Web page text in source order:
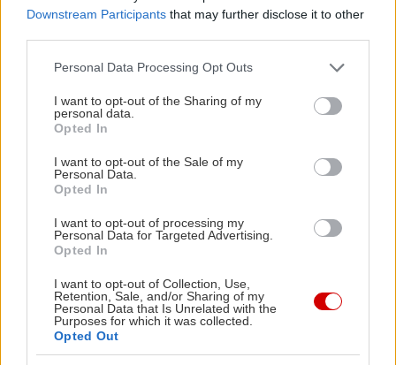
Downstream Participants that may further disclose it to other
Please note that this website/app uses one or more Google
not limited to your visit or usage behaviour. You may click to
grant or deny consent to Google and its third-party tags to
use your data for below specified purposes in below Google
consent section.
Personal Data Processing Opt Outs
I want to opt-out of the Sharing of my
personal data.
Opted In
I want to opt-out of the Sale of my
Personal Data.
Opted In
I want to opt-out of processing my
Personal Data for Targeted Advertising.
Opted In
I want to opt-out of Collection, Use,
Retention, Sale, and/or Sharing of my
Personal Data that Is Unrelated with the
Purposes for which it was collected.
Opted Out
PODCASTS
«Εγώ είμαι η ανάπηρη, αυτοί είναι οι μ***ες» –
Η Maria Rolls χωρίς φίλτρο
Περδίκι
με τον